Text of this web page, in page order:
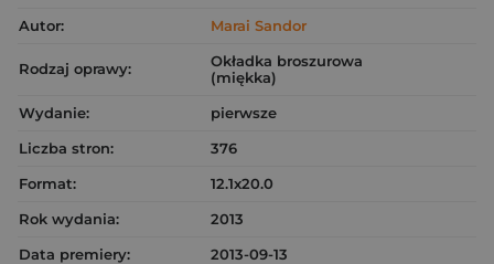
Autor:
Marai Sandor
Rodzaj oprawy:
Okładka broszurowa
(miękka)
Wydanie:
pierwsze
Liczba stron:
376
Format:
12.1x20.0
Rok wydania:
2013
Data premiery:
2013-09-13